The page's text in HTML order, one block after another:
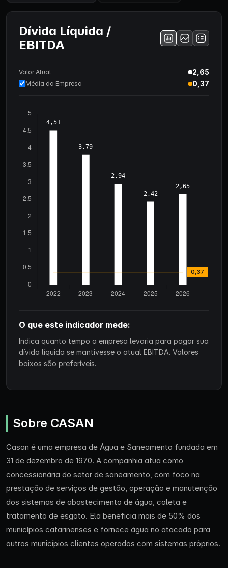
Dívida Líquida /
EBITDA
Valor Atual 2,65
Média da Empresa 0,37
O que este indicador mede:
Indica quanto tempo a empresa levaria para pagar sua
dívida líquida se mantivesse o atual EBITDA. Valores
baixos são preferíveis.
Sobre CASAN
Casan é uma empresa de Água e Saneamento fundada em
31 de dezembro de 1970. A companhia atua como
concessionária do setor de saneamento, com foco na
prestação de serviços de gestão, operação e manutenção
dos sistemas de abastecimento de água, coleta e
tratamento de esgoto. Ela beneficia mais de 50% dos
municípios catarinenses e fornece água no atacado para
outros municípios clientes operados com sistemas próprios.